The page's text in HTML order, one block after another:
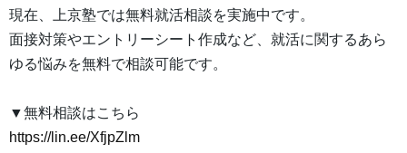
現在、上京塾では無料就活相談を実施中です。
面接対策やエントリーシート作成など、就活に関するあら
ゆる悩みを無料で相談可能です。
▼無料相談はこちら
https://lin.ee/XfjpZlm